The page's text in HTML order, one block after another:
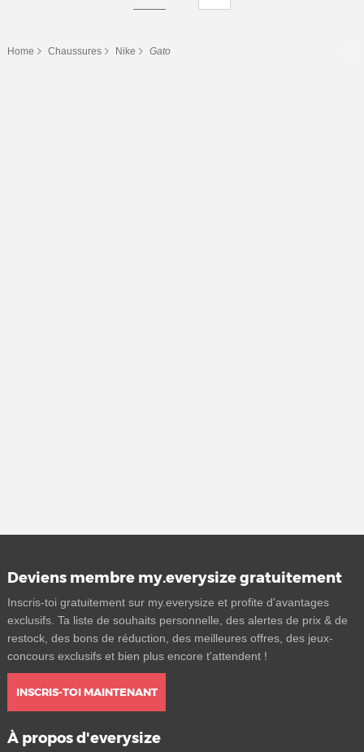
Home Chaussures Nike Gato
Deviens membre my.everysize gratuitement
Inscris-toi gratuitement sur my.everysize et profite d'avantages
exclusifs. Ta liste de souhaits personnelle, des alertes de prix & de
restock, des bons de réduction, des meilleures offres, des jeux-
concours exclusifs et bien plus encore t'attendent !
INSCRIS-TOI MAINTENANT
À propos d'everysize